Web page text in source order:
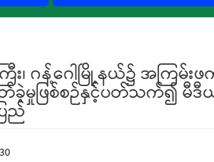
း၊ ဂန့်ဂေါမြို့နယ်၌ အကြမ်
တ်ခဲ့မှုဖြစ်စဉ်နှင့်ပတ်သက်၍
ည်